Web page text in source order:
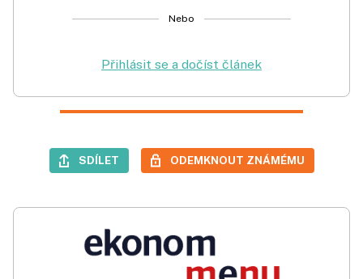
Nebo
Přihlásit se a dočíst článek
SDÍLET ODEMKNOUT ZNÁMÉMU